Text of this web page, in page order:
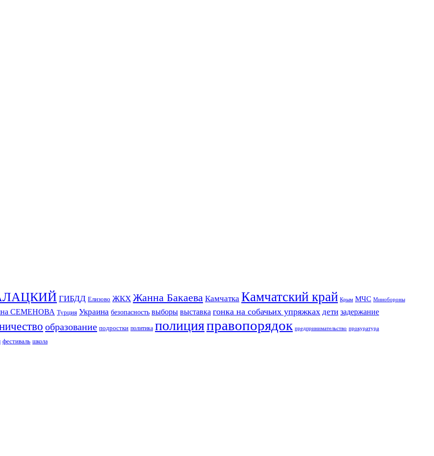
ГИБДД Елизово ЖКХ Жанна Бакаева Камчатка Камчатский край Крым МЧС Минобороны
СЕМЕНОВА Турция Украина безопасность выборы выставка гонка на собачьих упряжках дети задержание
образование подростки политика полицияправопорядок предпринимательство прокуратура
фестиваль школа
КАМЧАТСКОГО КРАЯ.